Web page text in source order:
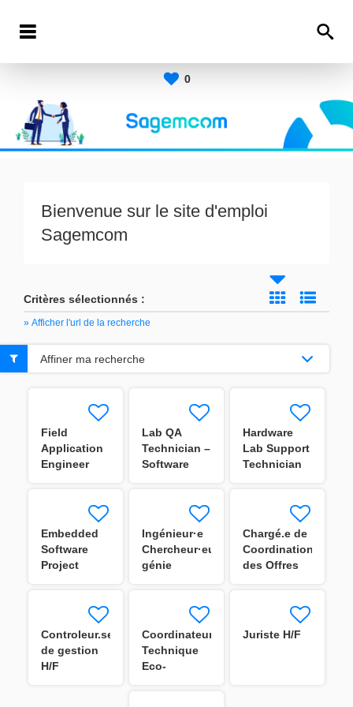
0
Bienvenue sur le site d'emploi
Sagemcom
Critères sélectionnés :
» Afficher l'url de la recherche
Field
Application
Engineer
Lab QA
Technician –
Software
Hardware
Lab Support
Technician
Embedded
Software
Project
Ingénieur·e
Chercheur·euse
génie
Chargé.e de
Coordination
des Offres
Controleur.se
de gestion
H/F
Coordinateur.trice
Technique
Eco-
Juriste H/F
Affiner ma recherche